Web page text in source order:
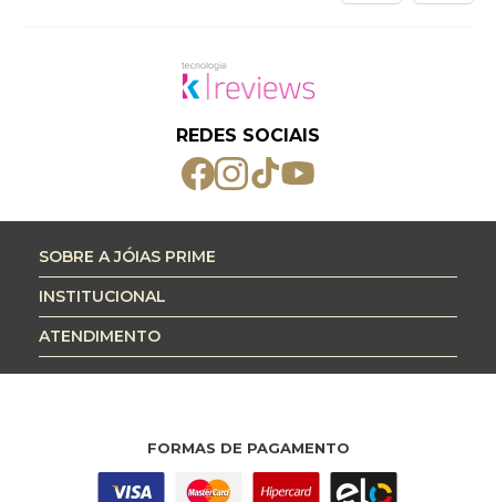
REDES SOCIAIS
SOBRE A JÓIAS PRIME
INSTITUCIONAL
ATENDIMENTO
FORMAS DE PAGAMENTO